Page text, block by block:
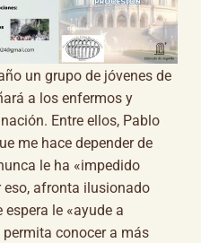
un grupo de jóvenes de
a los enfermos y
Entre ellos, Pablo
me hace depender de
le ha «impedido
afronta ilusionado
le «ayude a
conocer a más